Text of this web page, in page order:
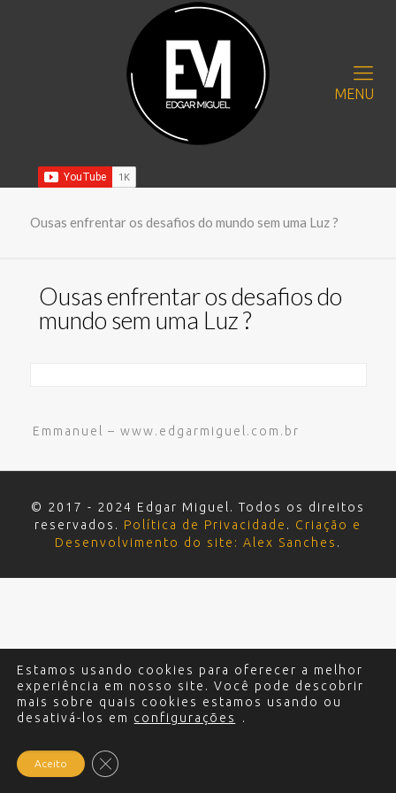
MENU
Ousas enfrentar os desafios do mundo sem uma Luz ?
Ousas enfrentar os desafios do
mundo sem uma Luz ?
Emmanuel – www.edgarmiguel.com.br
© 2017 - 2024 Edgar Miguel. Todos os direitos
reservados. Política de Privacidade . Criação e
Desenvolvimento do site: Alex Sanches .
Estamos usando cookies para oferecer a melhor
experiência em nosso site. Você pode descobrir
mais sobre quais cookies estamos usando ou
desativá-los em configurações .
Aceito Close GDPR Cookie Banner